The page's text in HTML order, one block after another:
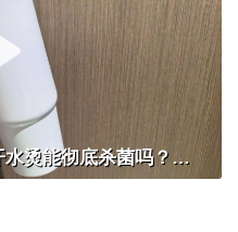
只装白开水就不会脏吗？开水烫能彻底杀菌吗？感控专家详解“吸管杯”藏菌真相｜都视频·热观察